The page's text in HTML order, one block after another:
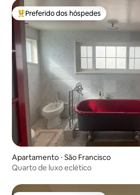
Entre os melhores preferidos dos
Preferido dos hóspedes
Apartamento ⋅ São Francisco
Quarto de luxo eclético